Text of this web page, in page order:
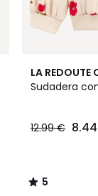
LA REDOUTE
Sudadera
12.99 €
5
/
5
/